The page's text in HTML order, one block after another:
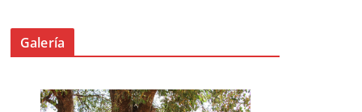
Galería